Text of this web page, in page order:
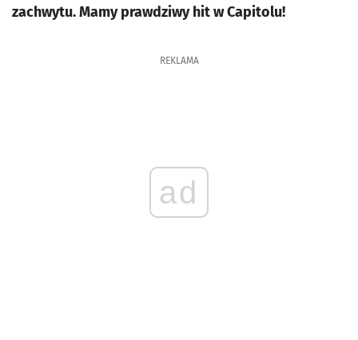
zachwytu. Mamy prawdziwy hit w Capitolu!
REKLAMA
ad